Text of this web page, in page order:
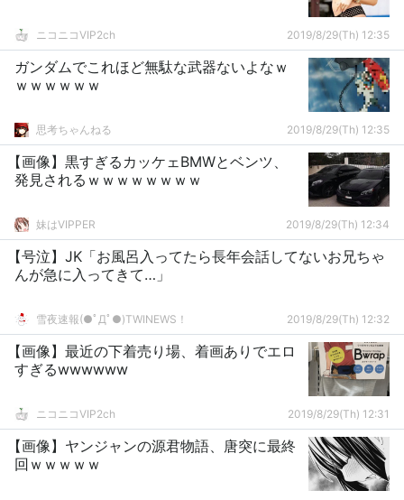
ニコニコVIP2ch 2019/8/29(Th) 12:35
ガンダムでこれほど無駄な武器ないよなｗ
ｗｗｗｗｗｗ
思考ちゃんねる 2019/8/29(Th) 12:35
【画像】黒すぎるカッケェBMWとベンツ、
発見されるｗｗｗｗｗｗｗｗ
妹はVIPPER 2019/8/29(Th) 12:34
【号泣】JK「お風呂入ってたら長年会話してないお兄ちゃ
んが急に入ってきて…」
雪夜速報(●ﾟДﾟ●)TWINEWS！ 2019/8/29(Th) 12:32
【画像】最近の下着売り場、着画ありでエロ
すぎるwwwwww
ニコニコVIP2ch 2019/8/29(Th) 12:31
【画像】ヤンジャンの源君物語、唐突に最終
回ｗｗｗｗｗ